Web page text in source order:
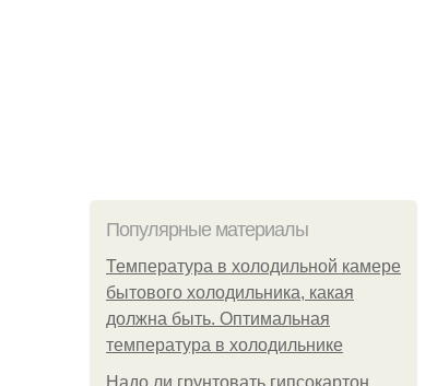
Популярные материалы
Температура в холодильной камере
бытового холодильника, какая
должна быть. Оптимальная
температура в холодильнике
Надо ли грунтовать гипсокартон